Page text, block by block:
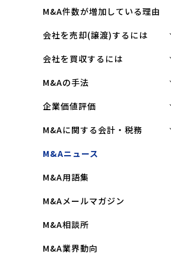
M&A件数が増加している理由
会社を売却(譲渡)するには
会社を売却(譲渡)するには
M&Aで売れる会社の条件とは
M&Aで買い手はここを見る
会社を買収するには
会社を買収するには
企業買収を成功させるポイン
買収監査(デューディリジェン
ス)とは
クロージングと引継ぎ
企業買収の流れと手順
M&Aの手法
株式譲渡
第三者割当増資
資本業務提携
企業価値評価
企業価値評価(バリュエーショ
企業評価と売買価格の違い
中小企業M&Aにおける企業価
ン)の算定方法
純資産法(コストアプローチ)
M&Aに関する会計・税務
株式譲渡にかかる税金(個人・
事業譲渡にかかる税金(個人・
法人)
M&Aにおける節税(役職退職金
スキーム)
赤字・債務超過会社の買収制限
M&Aニュース
M&A用語集
M&Aメールマガジン
M&A相談所
M&A業界動向